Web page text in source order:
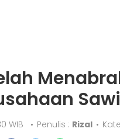
WIB • Penulis : Rizal •